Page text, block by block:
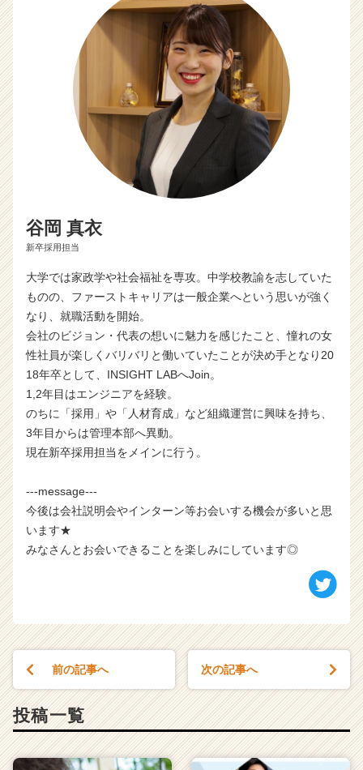
ト
活
サ
ト
チ
ア
h
e
e
r
C
e
e
r）
谷岡 真衣
新卒採用担当
大学では家政学や社会福祉を専攻。中学校教諭を志していた
ものの、ファーストキャリアは一般企業へという思いが強く
なり、就職活動を開始。
会社のビジョン・代表の想いに魅力を感じたこと、憧れの女
性社員が楽しくバリバリと働いていたことが決め手となり20
18年卒として、INSIGHT LABへJoin。
1,2年目はエンジニアを経験。
のちに「採用」や「人材育成」など組織運営に興味を持ち、
3年目からは管理本部へ異動。
現在新卒採用担当をメインに行う。
---message---
今後は会社説明会やインターン等お会いする機会が多いと思
います★
みなさんとお会いできることを楽しみにしています◎
前の記事へ 次の記事へ
投稿一覧